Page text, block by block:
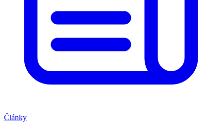
Články